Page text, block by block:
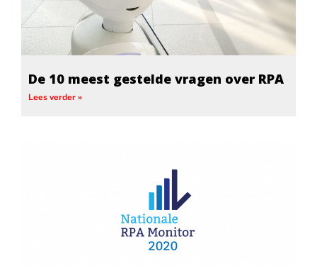
De 10 meest gestelde vragen over RPA
Lees verder »